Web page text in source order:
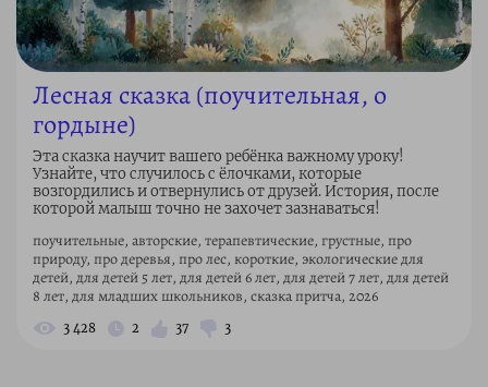
Лесная сказка (поучительная, о
гордыне)
Эта сказка научит вашего ребёнка важному уроку!
Узнайте, что случилось с ёлочками, которые
возгордились и отвернулись от друзей. История, после
которой малыш точно не захочет зазнаваться!
поучительные, авторские, терапевтические, грустные, про
природу, про деревья, про лес, короткие, экологические для
детей, для детей 5 лет, для детей 6 лет, для детей 7 лет, для детей
8 лет, для младших школьников, сказка притча, 2026
3 428 2 37 3